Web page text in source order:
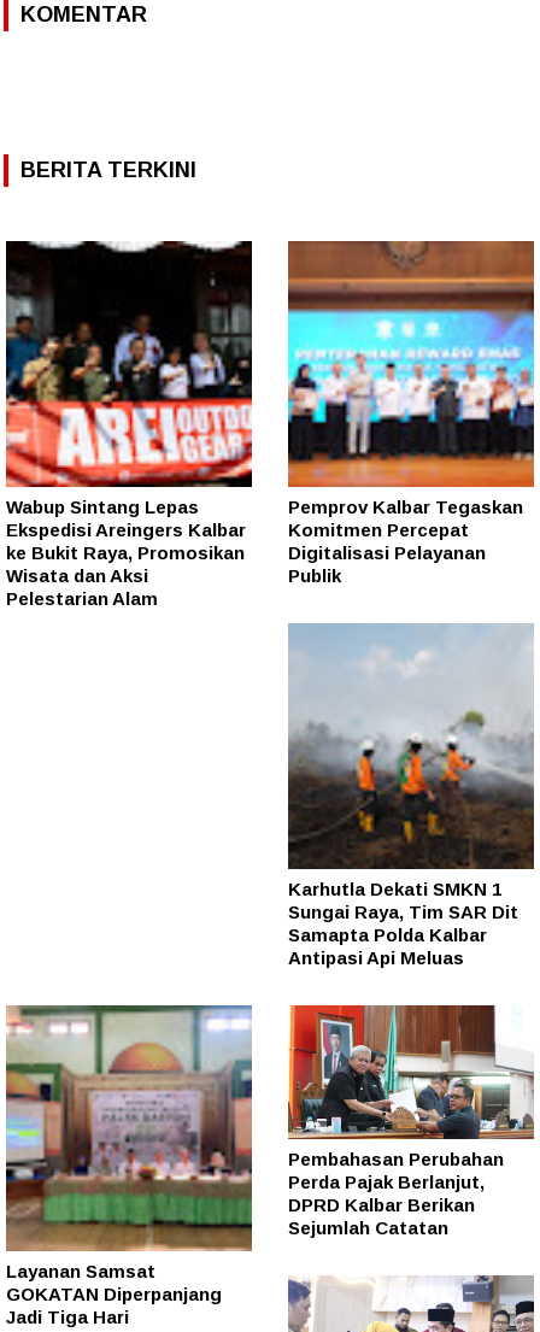
KOMENTAR
BERITA TERKINI
Wabup Sintang Lepas
Ekspedisi Areingers Kalbar
ke Bukit Raya, Promosikan
Wisata dan Aksi
Pelestarian Alam
Pemprov Kalbar Tegaskan
Komitmen Percepat
Digitalisasi Pelayanan
Publik
Karhutla Dekati SMKN 1
Sungai Raya, Tim SAR Dit
Samapta Polda Kalbar
Antipasi Api Meluas
Layanan Samsat
GOKATAN Diperpanjang
Jadi Tiga Hari
Pembahasan Perubahan
Perda Pajak Berlanjut,
DPRD Kalbar Berikan
Sejumlah Catatan